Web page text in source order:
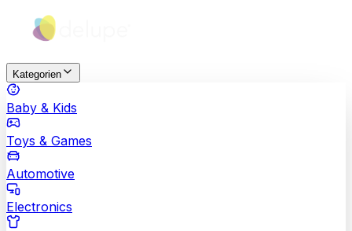
Kategorien
Baby & Kids
Toys & Games
Automotive
Electronics